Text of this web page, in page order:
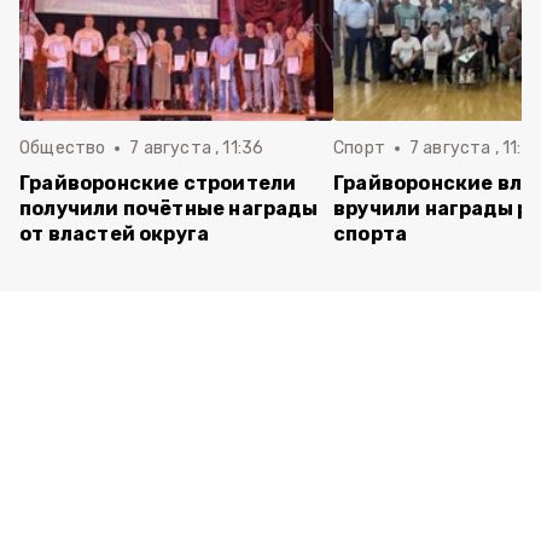
Общество 7 августа , 11:36
Грайворонские строители
получили почётные награды
от властей округа
Спорт 7 августа ,
Грайворонские
вручили награды
спорта